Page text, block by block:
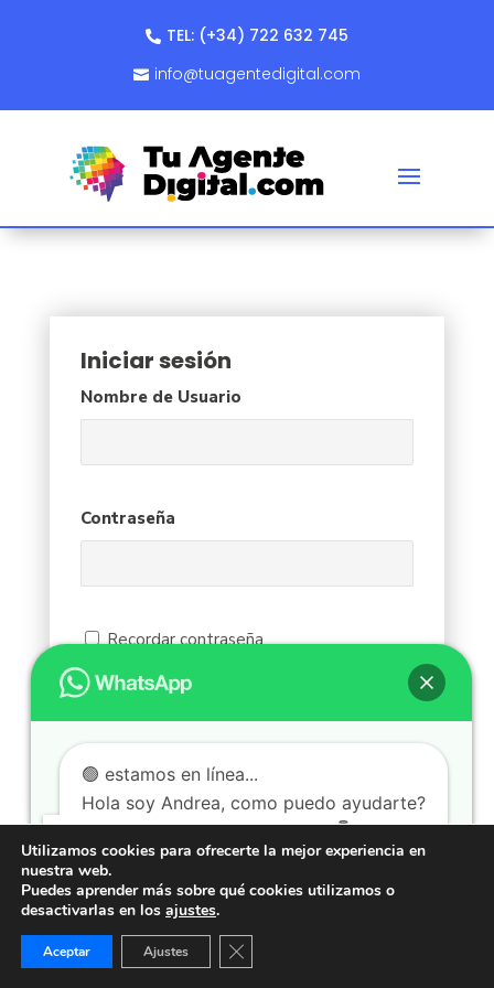
TEL: (+34) 722 632 745
info@tuagentedigital.com
Iniciar sesión
Nombre de Usuario
Contraseña
Recordar contraseña
Utilizamos cookies para ofrecerte la mejor experiencia en
nuestra web.
Puedes aprender más sobre qué cookies utilizamos o
desactivarlas en los ajustes.
Aceptar Ajustes Cerrar el banner de cookies RGPD
🟢 estamos en línea...
Hola soy Andrea, como puedo ayudarte?
Dale click en el botón "CHAT" 👇